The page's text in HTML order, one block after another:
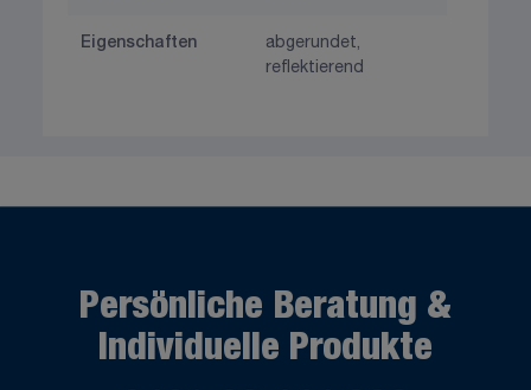
Eigenschaften
abgerundet,
reflektierend
Persönliche Beratung &
Individuelle Produkte